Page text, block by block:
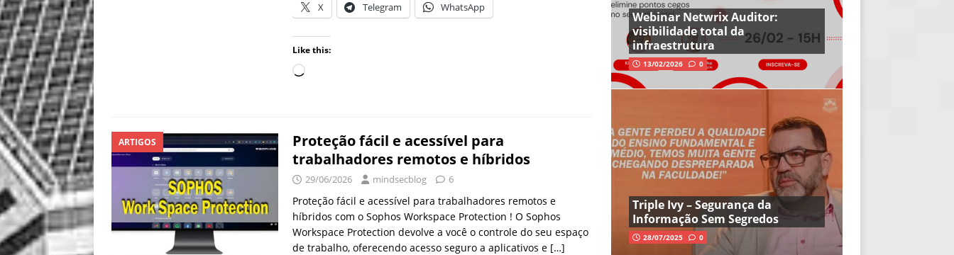
X Telegram WhatsApp
Like this:
ARTIGOS
Proteção fácil e acessível para
trabalhadores remotos e híbridos
29/06/2026 mindsecblog 6
Proteção fácil e acessível para trabalhadores remotos e
híbridos com o Sophos Workspace Protection ! O Sophos
Workspace Protection devolve a você o controle do seu espaço
de trabalho, oferecendo acesso seguro a aplicativos e […]
Webinar Netwrix Auditor:
visibilidade total da
infraestrutura
13/02/2026 0
Triple Ivy – Segurança da
Informação Sem Segredos
28/07/2025 0